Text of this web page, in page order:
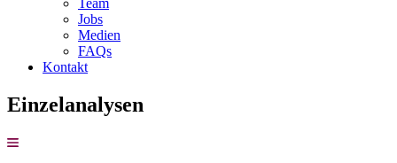
Team
Jobs
Medien
FAQs
Kontakt
Einzelanalysen